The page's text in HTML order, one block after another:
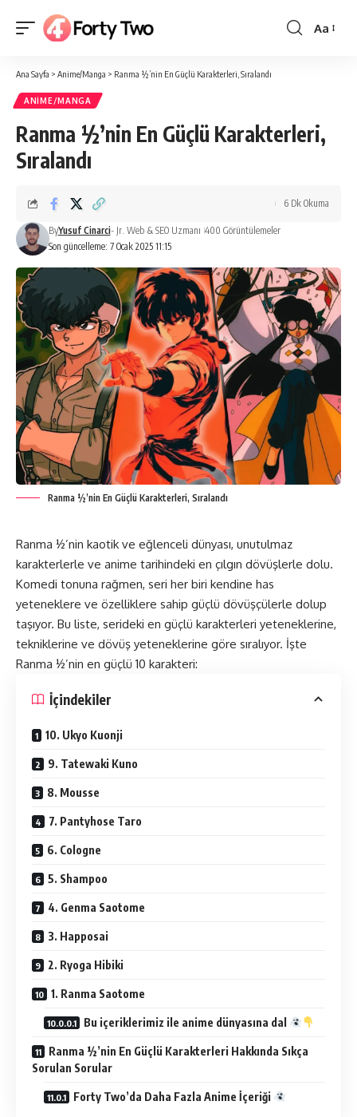
Yazı
Aa
Ana Sayfa > Anime/Manga > Ranma ½’nin En Güçlü Karakterleri, Sıralandı
ANIME/MANGA
Ranma ½’nin En Güçlü Karakterleri,
Sıralandı
Son güncelleme: 7 Ocak 2025 11:15
ByYusuf Cinarci- Jr. Web & SEO Uzmanı 400 Görüntülemeler
6 Dk Okuma
Ranma ½’nin En Güçlü Karakterleri, Sıralandı
Ranma ½’nin kaotik ve eğlenceli dünyası, unutulmaz
karakterlerle ve anime tarihindeki en çılgın dövüşlerle dolu.
Komedi tonuna rağmen, seri her biri kendine has
yeteneklere ve özelliklere sahip güçlü dövüşçülerle dolup
taşıyor. Bu liste, serideki en güçlü karakterleri yeteneklerine,
tekniklerine ve dövüş yeteneklerine göre sıralıyor. İşte
Ranma ½’nin en güçlü 10 karakteri:
İçindekiler
10. Ukyo Kuonji
9. Tatewaki Kuno
8. Mousse
7. Pantyhose Taro
6. Cologne
5. Shampoo
4. Genma Saotome
3. Happosai
2. Ryoga Hibiki
1. Ranma Saotome
Bu içeriklerimiz ile anime dünyasına dal
Ranma ½’nin En Güçlü Karakterleri Hakkında Sıkça
Sorulan Sorular
Forty Two’da Daha Fazla Anime İçeriği